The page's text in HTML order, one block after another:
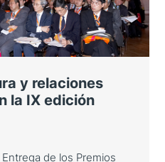
ciudad de Nagasaki
se celebró en el
con una
obras española.
y relaciones
la IX edición
de los Premios